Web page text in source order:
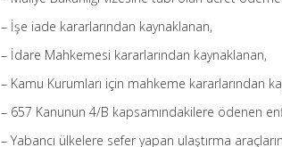
– İşe iade kararlarından kaynaklanan,
– İdare Mahkemesi kararlarından kaynaklanan,
– Kamu Kurumları için mahkeme kararlarından
– 657 Kanunun 4/B kapsamındakilere ödenen
– Yabancı ülkelere sefer yapan ulaştırma